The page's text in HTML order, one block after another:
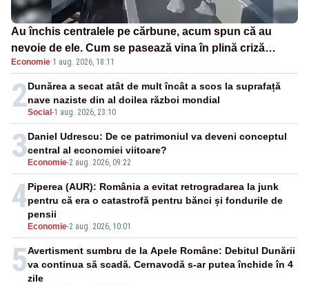
Au închis centralele pe cărbune, acum spun că au
nevoie de ele. Cum se pasează vina în plină criză
energetică
Economie·1 aug. 2026, 18:11
2Social -1 aug. 2026, 23:10
Dunărea a secat atât de mult încât a scos la suprafață
nave naziste din al doilea război mondial
3 Economie-2 aug. 2026, 09:22
Daniel Udrescu: De ce patrimoniul va deveni conceptul
central al economiei viitoare?
4
Economie-2 aug. 2026, 10:01
Piperea (AUR): România a evitat retrogradarea la junk
pentru că era o catastrofă pentru bănci și fondurile de
pensii
5Avertisment sumbru de la Apele Române: Debitul Dunării
va continua să scadă. Cernavodă s-ar putea închide în 4
zile